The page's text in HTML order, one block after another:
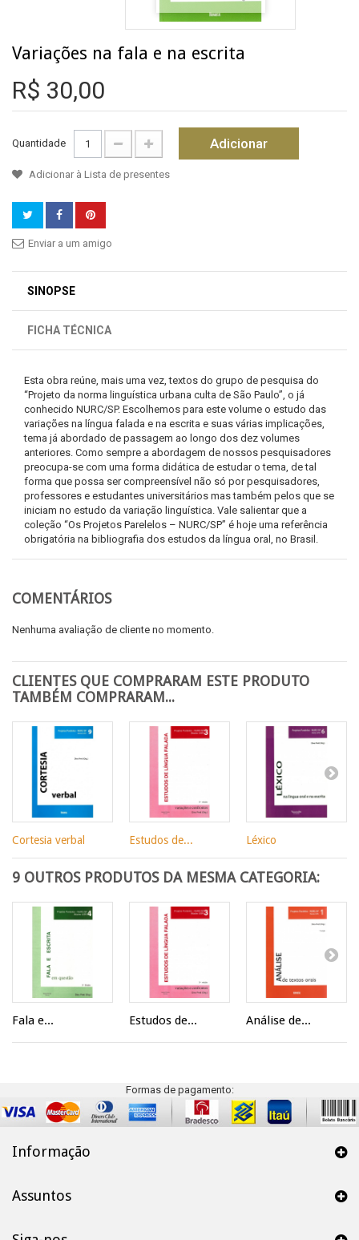
Variações na fala e na escrita
R$ 30,00
Quantidade Adicionar
Adicionar à Lista de presentes
Enviar a um amigo
SINOPSE
FICHA TÉCNICA
Esta obra reúne, mais uma vez, textos do grupo de pesquisa do
“Projeto da norma linguística urbana culta de São Paulo”, o já
conhecido NURC/SP. Escolhemos para este volume o estudo das
variações na língua falada e na escrita e suas várias implicações,
tema já abordado de passagem ao longo dos dez volumes
anteriores. Como sempre a abordagem de nossos pesquisadores
preocupa-se com uma forma didática de estudar o tema, de tal
forma que possa ser compreensível não só por pesquisadores,
professores e estudantes universitários mas também pelos que se
iniciam no estudo da variação linguística. Vale salientar que a
coleção “Os Projetos Parelelos – NURC/SP” é hoje uma referência
obrigatória na bibliografia dos estudos da língua oral, no Brasil.
COMENTÁRIOS
Nenhuma avaliação de cliente no momento.
CLIENTES QUE COMPRARAM ESTE PRODUTO
TAMBÉM COMPRARAM...
Cortesia verbal Estudos de... Léxico
9 OUTROS PRODUTOS DA MESMA CATEGORIA:
Fala e... Estudos de... Análise de...
Formas de pagamento:
Informação
Assuntos